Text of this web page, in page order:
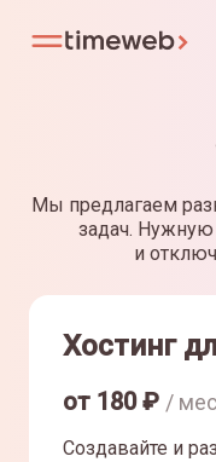
Мы предлагаем
задач.
и
Хостинг
от 180₽ /
Создавайте и